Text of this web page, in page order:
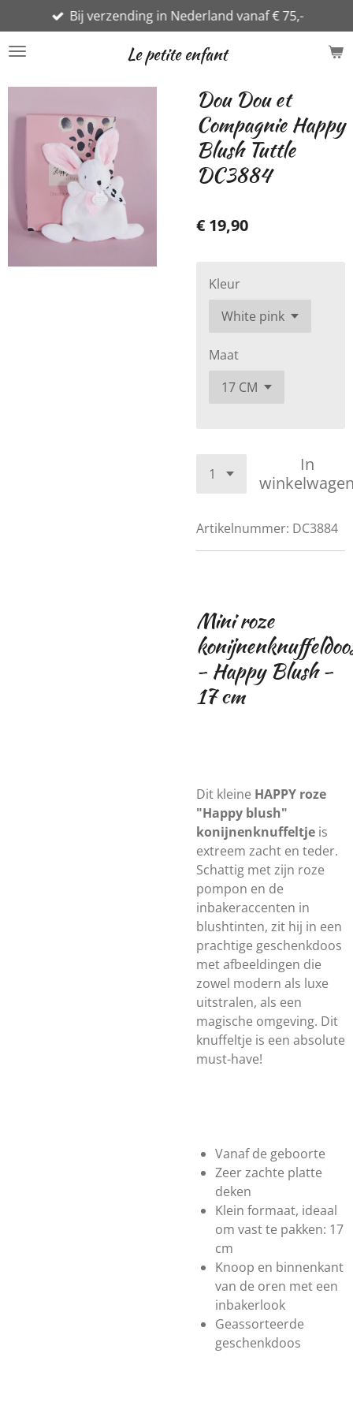
direct
naar
Le petite enfant
Bij verzending in Nederland vanaf € 75,-
Dou Dou et
Compagnie Happy
Blush Tuttle
DC3884
€ 19,90
Kleur
Maat
In
Artikelnummer: DC3884
Mini roze
- Happy Blush -
17 cm
Dit kleine HAPPY roze
"Happy blush"
konijnenknuffeltje is
extreem zacht en teder.
Schattig met zijn roze
pompon en de
inbakeraccenten in
blushtinten, zit hij in een
prachtige geschenkdoos
met afbeeldingen die
zowel modern als luxe
uitstralen, als een
magische omgeving. Dit
knuffeltje is een absolute
must-have!
Vanaf de geboorte
Zeer zachte platte
deken
Klein formaat, ideaal
om vast te pakken: 17
cm
Knoop en binnenkant
van de oren met een
inbakerlook
Geassorteerde
geschenkdoos